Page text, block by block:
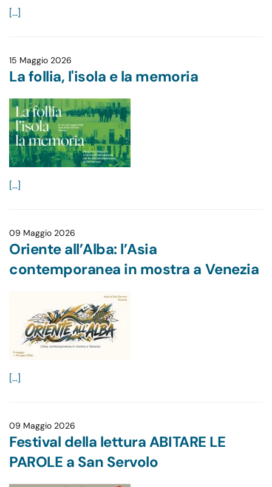
[...]
15 Maggio 2026
La follia, l'isola e la memoria
[...]
09 Maggio 2026
Oriente all’Alba: l’Asia
contemporanea in mostra a Venezia
[...]
09 Maggio 2026
Festival della lettura ABITARE LE
PAROLE a San Servolo